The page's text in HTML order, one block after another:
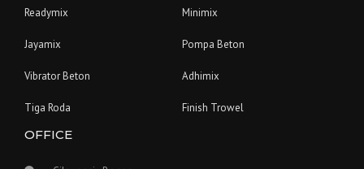
Readymix Minimix
Jayamix Pompa Beton
Vibrator Beton Adhimix
Tiga Roda Finish Trowel
OFFICE